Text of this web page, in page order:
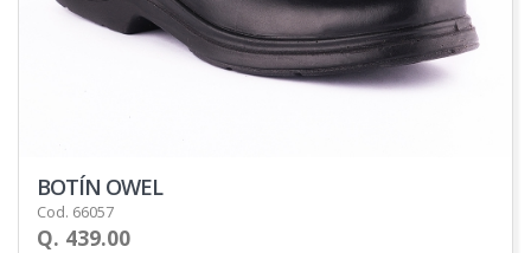
BOTÍN OWEL
Cod. 66057
Q. 439.00